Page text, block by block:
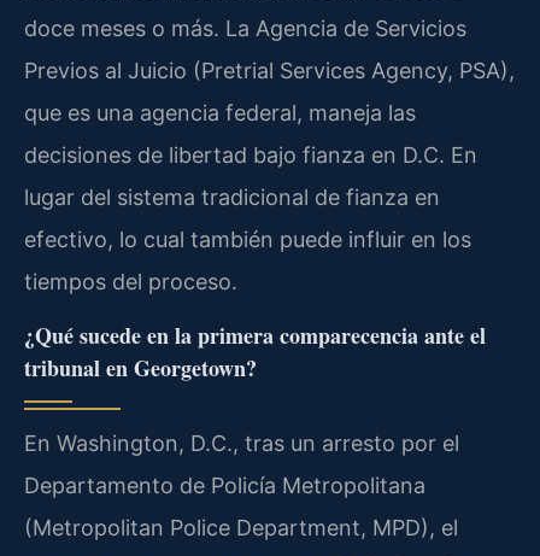
doce meses o más. La Agencia de Servicios
Previos al Juicio (Pretrial Services Agency, PSA),
que es una agencia federal, maneja las
decisiones de libertad bajo fianza en D.C. En
lugar del sistema tradicional de fianza en
efectivo, lo cual también puede influir en los
tiempos del proceso.
¿Qué sucede en la primera comparecencia ante el
tribunal en Georgetown?
En Washington, D.C., tras un arresto por el
Departamento de Policía Metropolitana
(Metropolitan Police Department, MPD), el